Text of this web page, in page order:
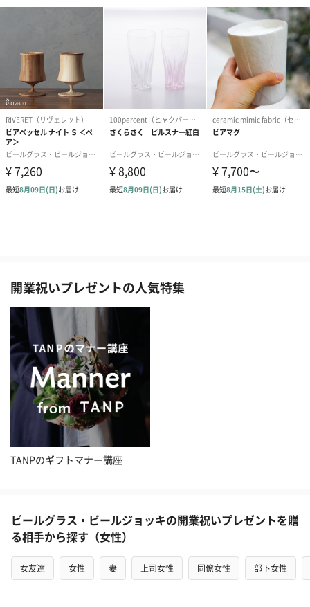
開業祝いプレゼントの人気特集
TANPのギフトマナー講座
ビールグラス・ビールジョッキの開業祝いプレゼントを贈
る相手から探す（女性）
女友達 女性 妻 上司女性 同僚女性 部下女性